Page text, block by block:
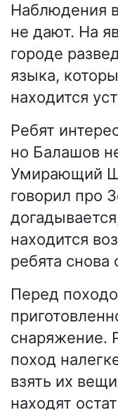
Наблюдения
не дают. На
городе
языка,
находится
Ребят
но Балашов
Умирающий
говорил про
находится
ребята снова
Перед
снаряжение.
поход
взять их
находят